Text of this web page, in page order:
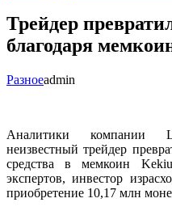
Трейдер
благодаря
Разноеadmin
Аналитики компании
неизвестный трейдер
средства в мемкоин
экспертов, инвестор
приобретение 10,17 млн